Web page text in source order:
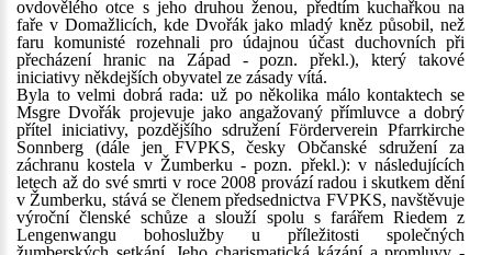
ovdovělého otce s jeho druhou ženou, předtím kuchařkou na
faře v Domažlicích, kde Dvořák jako mladý kněz působil, než
faru komunisté rozehnali pro údajnou účast duchovních při
přecházení hranic na Západ - pozn. překl.), který takové
iniciativy někdejších obyvatel ze zásady vítá.
Byla to velmi dobrá rada: už po několika málo kontaktech se
Msgre Dvořák projevuje jako angažovaný přímluvce a dobrý
přítel iniciativy, pozdějšího sdružení Förderverein Pfarrkirche
Sonnberg (dále jen FVPKS, česky Občanské sdružení za
záchranu kostela v Žumberku - pozn. překl.): v následujících
letech až do své smrti v roce 2008 provází radou i skutkem dění
v Žumberku, stává se členem předsednictva FVPKS, navštěvuje
výroční členské schůze a slouží spolu s farářem Riedem z
Lengenwangu bohoslužby u příležitosti společných